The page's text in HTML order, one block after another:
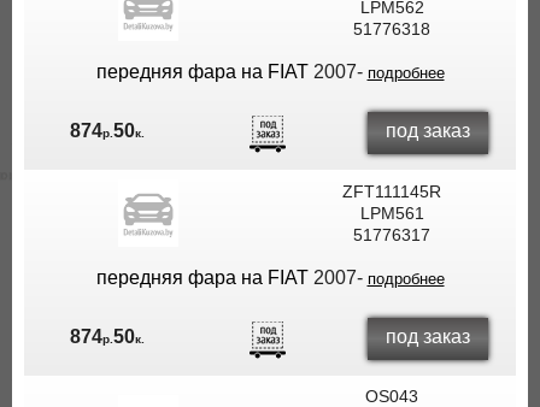
LPM562
51776318
передняя фара на FIAT 2007- подробнее
874р. 50к. под заказ
ZFT111145R
LPM561
51776317
передняя фара на FIAT 2007- подробнее
874р. 50к. под заказ
OS043